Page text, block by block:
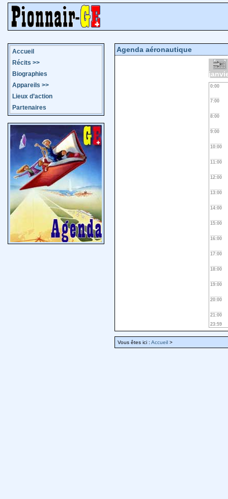
Accueil
Récits >>
Biographies
Appareils >>
Lieux d’action
Partenaires
Agenda aéronautique
0:00
7:00
8:00
9:00
10:00
11:00
12:00
13:00
14:00
15:00
16:00
17:00
18:00
19:00
20:00
21:00
23:59
Vous êtes ici : Accueil >